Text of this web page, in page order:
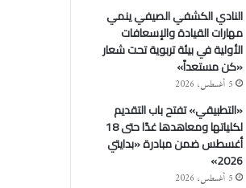
النادي الكشفي الصيفي ينمي
مهارات القيادة والإسعافات
الأولية في بيئة تربوية تحت شعار
«كن مستعداً»
5 أغسطس، 2026
«التطبيقي» تفتح باب التقديم
لكلياتها ومعاهدها غدًا حتى 18
أغسطس ضمن مبادرة «بدايتي
2026»
5 أغسطس، 2026